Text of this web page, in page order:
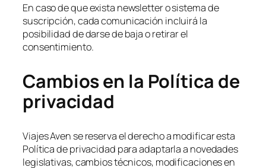
En caso de que exista newsletter o sistema de
suscripción, cada comunicación incluirá la
posibilidad de darse de baja o retirar el
consentimiento.
Cambios en la Política de
privacidad
Viajes Aven se reserva el derecho a modificar esta
Política de privacidad para adaptarla a novedades
legislativas, cambios técnicos, modificaciones en